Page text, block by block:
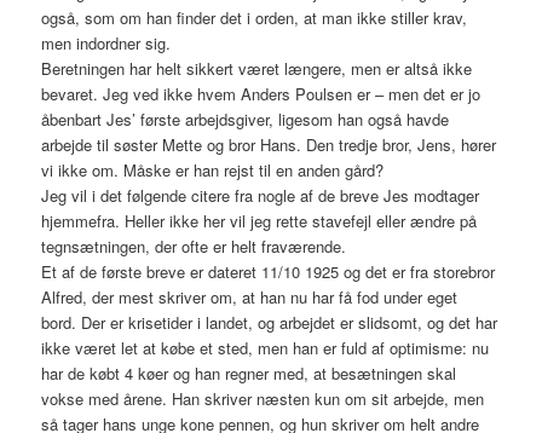
også, som om han finder det i orden, at man ikke stiller krav,
men indordner sig.
Beretningen har helt sikkert været længere, men er altså ikke
bevaret. Jeg ved ikke hvem Anders Poulsen er – men det er jo
åbenbart Jes’ første arbejdsgiver, ligesom han også havde
arbejde til søster Mette og bror Hans. Den tredje bror, Jens, hører
vi ikke om. Måske er han rejst til en anden gård?
Jeg vil i det følgende citere fra nogle af de breve Jes modtager
hjemmefra. Heller ikke her vil jeg rette stavefejl eller ændre på
tegnsætningen, der ofte er helt fraværende.
Et af de første breve er dateret 11/10 1925 og det er fra storebror
Alfred, der mest skriver om, at han nu har få fod under eget
bord. Der er krisetider i landet, og arbejdet er slidsomt, og det har
ikke været let at købe et sted, men han er fuld af optimisme: nu
har de købt 4 køer og han regner med, at besætningen skal
vokse med årene. Han skriver næsten kun om sit arbejde, men
så tager hans unge kone pennen, og hun skriver om helt andre